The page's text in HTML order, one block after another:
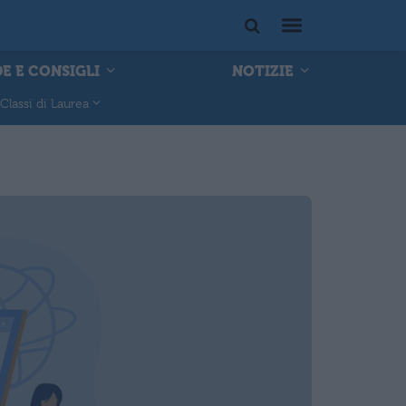
E CONSIGLI NOTIZIE
Classi di Laurea